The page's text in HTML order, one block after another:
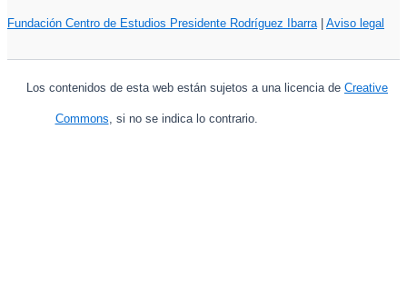
Fundación Centro de Estudios Presidente Rodríguez Ibarra| Aviso legal
Los contenidos de esta web están sujetos a una licencia de Creative
Commons, si no se indica lo contrario.